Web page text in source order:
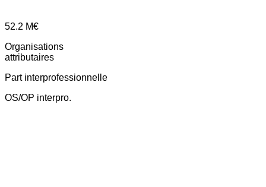
52.2 M€
Organisations
attributaires
Part interprofessionnelle
OS/OP interpro.